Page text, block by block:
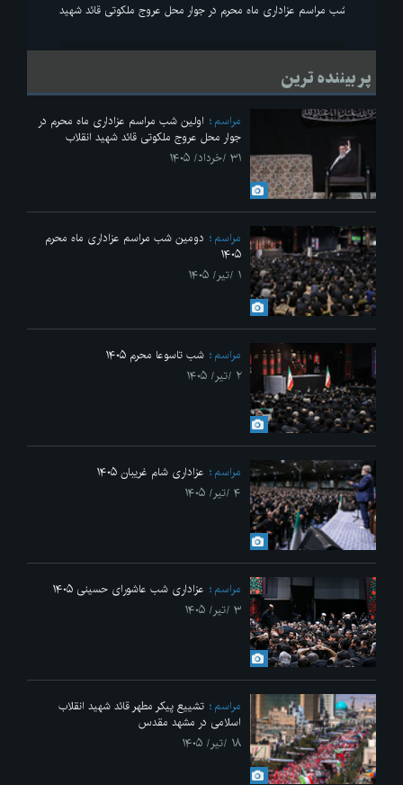
اولین شب مراسم عزاداری ماه محرم در جوار محل عروج ملکوتی قائد شهید انقلاب
پر بیننده ترین
مراسم
اولین شب مراسم عزاداری ماه محرم در
جوار محل عروج ملکوتی قائد شهید انقلاب
۳۱ /خرداد/ ۱۴۰۵
مراسم
دومین شب مراسم عزاداری ماه محرم
۱۴۰۵
۱ /تیر/ ۱۴۰۵
مراسم
شب تاسوعا محرم ۱۴۰۵
۲ /تیر/ ۱۴۰۵
مراسم
عزاداری شام غریبان ۱۴۰۵
۴ /تیر/ ۱۴۰۵
مراسم
عزاداری شب عاشورای حسینی ۱۴۰۵
۳ /تیر/ ۱۴۰۵
مراسم
تشییع پیکر مطهر قائد شهید انقلاب
اسلامی در مشهد مقدس
۱۸ /تیر/ ۱۴۰۵